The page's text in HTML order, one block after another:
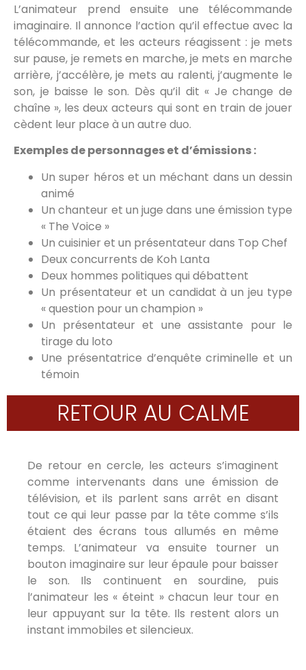
L’animateur prend ensuite une télécommande
imaginaire. Il annonce l’action qu’il effectue avec la
télécommande, et les acteurs réagissent : je mets
sur pause, je remets en marche, je mets en marche
arrière, j’accélère, je mets au ralenti, j’augmente le
son, je baisse le son. Dès qu’il dit « Je change de
chaîne », les deux acteurs qui sont en train de jouer
cèdent leur place à un autre duo.
Exemples de personnages et d’émissions :
Un super héros et un méchant dans un dessin
animé
Un chanteur et un juge dans une émission type
« The Voice »
Un cuisinier et un présentateur dans Top Chef
Deux concurrents de Koh Lanta
Deux hommes politiques qui débattent
Un présentateur et un candidat à un jeu type
« question pour un champion »
Un présentateur et une assistante pour le
tirage du loto
Une présentatrice d’enquête criminelle et un
témoin
RETOUR AU CALME
De retour en cercle, les acteurs s’imaginent
comme intervenants dans une émission de
télévision, et ils parlent sans arrêt en disant
tout ce qui leur passe par la tête comme s’ils
étaient des écrans tous allumés en même
temps. L’animateur va ensuite tourner un
bouton imaginaire sur leur épaule pour baisser
le son. Ils continuent en sourdine, puis
l’animateur les « éteint » chacun leur tour en
leur appuyant sur la tête. Ils restent alors un
instant immobiles et silencieux.